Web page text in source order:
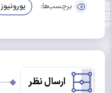
برچسب‌ها: یورونیوز
ارسال نظر